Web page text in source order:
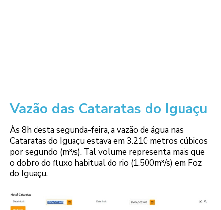
Vazão das Cataratas do Iguaçu
Às 8h desta segunda-feira, a vazão de água nas
Cataratas do Iguaçu estava em 3.210 metros cúbicos
por segundo (m³/s). Tal volume representa mais que
o dobro do fluxo habitual do rio (1.500m³/s) em Foz
do Iguaçu.